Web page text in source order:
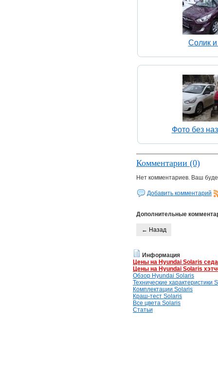
Солик и
Фото без
Комментарии (0)
Нет комментариев. Ваш
Добавить комментарий
Дополнительные
← Назад
Информация
Цены на Hyundai Solaris
Цены на Hyundai Solaris
Обзор Hyundai Solaris
Технические характеристики
Комплектации Solaris
Краш-тест Solaris
Все цвета Solaris
Статьи